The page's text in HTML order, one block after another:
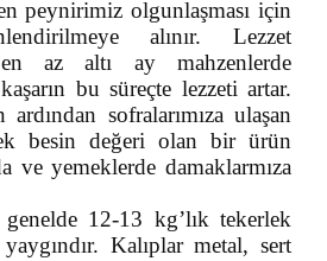
peynirimiz olgunlaşması için
alınır. Lezzet
az altı ay mahzenlerde
bu süreçte lezzeti artar.
sofralarımıza ulaşan
besin değeri olan bir ürün
ve yemeklerde damaklarmıza
12-13 kg’lık tekerlek
Kalıplar metal, sert